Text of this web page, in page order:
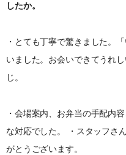
したか。
・とても丁寧で驚きました。
いました。お会いできてうれ
じ。
・会場案内、お弁当の手配内
な対応でした。 ・スタッフさ
がとうございます。